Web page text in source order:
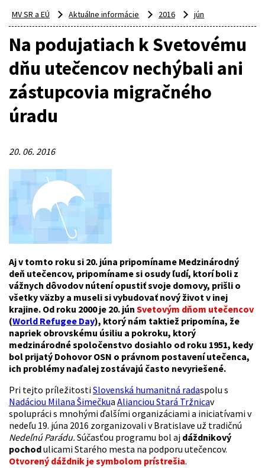
MV SR a EÚ Aktuálne informácie 2016 jún
Na podujatiach k Svetovému
dňu utečencov nechýbali ani
zástupcovia migračného
úradu
20. 06. 2016
Aj v tomto roku si 20. júna pripomíname Medzinárodný
deň utečencov, pripomíname si osudy ľudí, ktorí boli z
vážnych dôvodov nútení opustiť svoje domovy, prišli o
všetky väzby a museli si vybudovať nový život v inej
krajine. Od roku 2000 je 20. jún Svetovým dňom utečencov
(World Refugee Day), ktorý nám taktiež pripomína, že
napriek obrovskému úsiliu a pokroku, ktorý
medzinárodné spoločenstvo dosiahlo od roku 1951, kedy
bol prijatý Dohovor OSN o právnom postavení utečenca,
ich problémy naďalej zostávajú často nevyriešené.
Pri tejto príležitostiSlovenská humanitná radaspolu s
Nadáciou Milana Šimečkua Alianciou Stará Tržnicav
spolupráci s mnohými ďalšími organizáciami a iniciatívami v
nedeľu 19. júna 2016 zorganizovali v Bratislave už tradičnú
Nedeľnú Parádu. Súčasťou programu bol aj dáždnikový
pochodulicami Starého mesta na podporu utečencov.
Otvorený dáždnik je symbolom prístrešia.